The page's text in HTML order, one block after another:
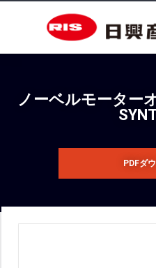
ノーベルモーター
PDFダ